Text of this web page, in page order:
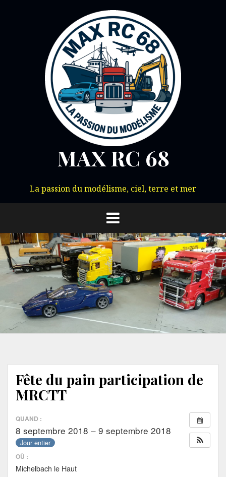
MAX RC 68
La passion du modélisme, ciel, terre et mer
Fête du pain participation de
MRCTT
QUAND :
8 septembre 2018 – 9 septembre 2018
Jour entier
OÙ :
Michelbach le Haut